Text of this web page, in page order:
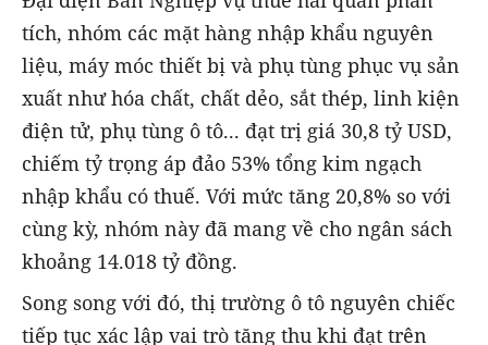
tích, nhóm các mặt hàng nhập khẩu nguyên
liệu, máy móc thiết bị và phụ tùng phục vụ sản
xuất như hóa chất, chất dẻo, sắt thép, linh kiện
điện tử, phụ tùng ô tô... đạt trị giá 30,8 tỷ USD,
chiếm tỷ trọng áp đảo 53% tổng kim ngạch
nhập khẩu có thuế. Với mức tăng 20,8% so với
cùng kỳ, nhóm này đã mang về cho ngân sách
khoảng 14.018 tỷ đồng.
Song song với đó, thị trường ô tô nguyên chiếc
tiếp tục xác lập vai trò tăng thu khi đạt trên